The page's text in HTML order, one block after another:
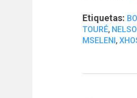
Etiquetas:
TOURÉ,
MSELENI,